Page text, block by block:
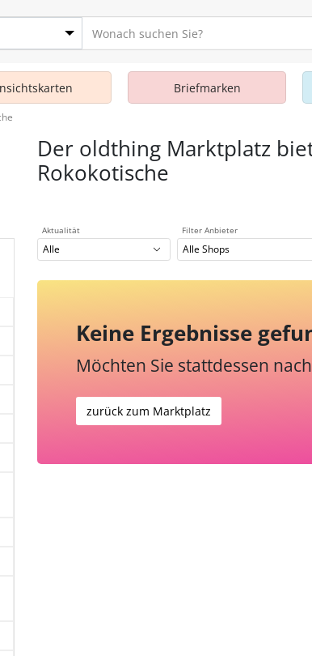
Briefmarken
Der oldthing Marktplatz
Rokokotische
Aktualität
Alle
Filter Anbieter
Alle Shops
Keine Ergebnisse
Möchten Sie stattdessen
zurück zum Marktplatz